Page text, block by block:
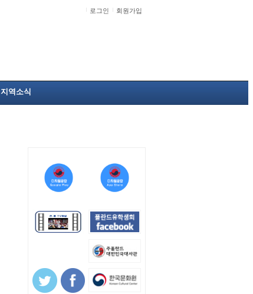
로그인 회원가입
지역소식